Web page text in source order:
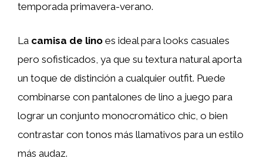
temporada primavera-verano.
La camisa de lino es ideal para looks casuales
pero sofisticados, ya que su textura natural aporta
un toque de distinción a cualquier outfit. Puede
combinarse con pantalones de lino a juego para
lograr un conjunto monocromático chic, o bien
contrastar con tonos más llamativos para un estilo
más audaz.